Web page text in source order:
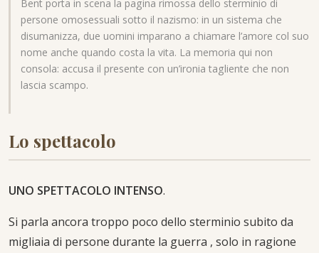
Bent porta in scena la pagina rimossa dello sterminio di
persone omosessuali sotto il nazismo: in un sistema che
disumanizza, due uomini imparano a chiamare l’amore col suo
nome anche quando costa la vita. La memoria qui non
consola: accusa il presente con un’ironia tagliente che non
lascia scampo.
Lo spettacolo
UNO SPETTACOLO INTENSO.
Si parla ancora troppo poco dello sterminio subito da
migliaia di persone durante la guerra , solo in ragione